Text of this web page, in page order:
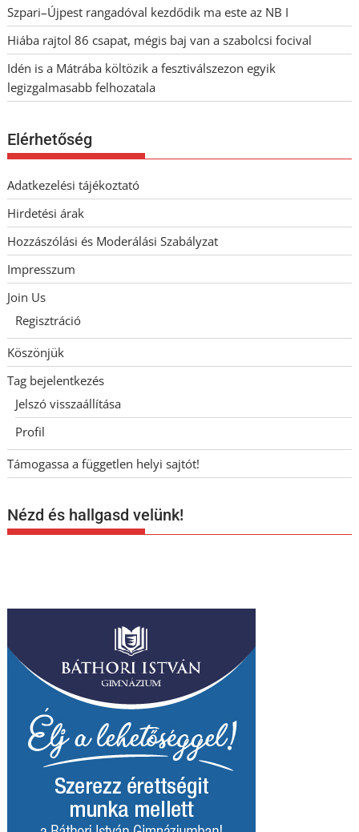
Szpari–Újpest rangadóval kezdődik ma este az NB I
Hiába rajtol 86 csapat, mégis baj van a szabolcsi focival
Idén is a Mátrába költözik a fesztiválszezon egyik
legizgalmasabb felhozatala
Elérhetőség
Adatkezelési tájékoztató
Hirdetési árak
Hozzászólási és Moderálási Szabályzat
Impresszum
Join Us
Regisztráció
Köszönjük
Tag bejelentkezés
Jelszó visszaállítása
Profil
Támogassa a független helyi sajtót!
Nézd és hallgasd velünk!